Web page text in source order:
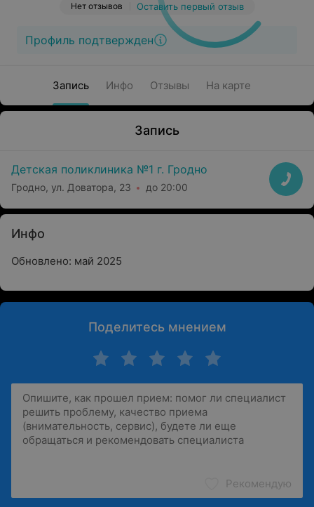
Нет отзывов Оставить первый отзыв
Профиль подтвержден
Запись Инфо Отзывы На карте
Запись
Детская поликлиника №1 г. Гродно
Гродно, ул. Доватора, 23 до 20:00
Инфо
Обновлено: май 2025
Поделитесь мнением
Рекомендую